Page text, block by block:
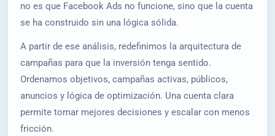
no es que Facebook Ads no funcione, sino que la cuenta
se ha construido sin una lógica sólida.
A partir de ese análisis, redefinimos la arquitectura de
campañas para que la inversión tenga sentido.
Ordenamos objetivos, campañas activas, públicos,
anuncios y lógica de optimización. Una cuenta clara
permite tomar mejores decisiones y escalar con menos
fricción.